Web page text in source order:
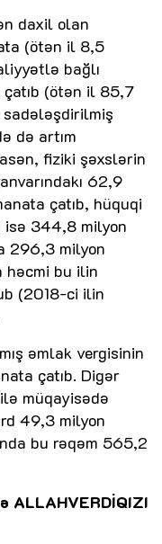
daxil olan
(ötən il 8,5
bağlı
(ötən il 85,7
sadələşdirilmiş
də artım
fiziki şəxslərin
62,9
çatıb, hüquqi
isə 344,8 milyon
296,3 milyon
həcmi bu ilin
(2018-ci ilin
əmlak vergisinin
çatıb. Digər
müqayisədə
49,3 milyon
bu rəqəm 565,2
ALLAHVERDİQIZI